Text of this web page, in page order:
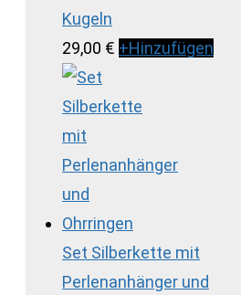
Kugeln
29,00 € +Hinzufügen
Set Silberkette mit
Perlenanhänger und